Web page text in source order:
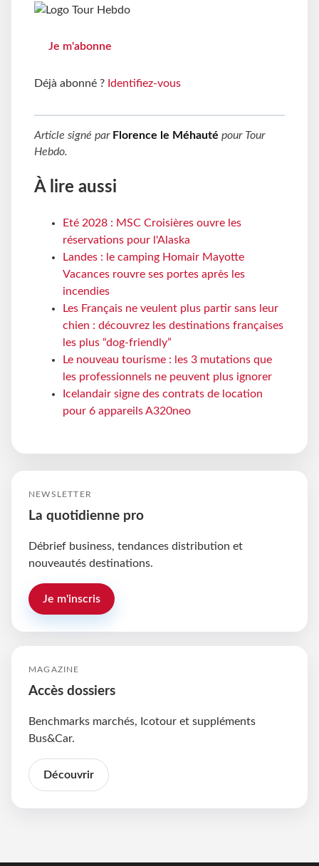
Je m'abonne
Déjà abonné ? Identifiez-vous
Article signé par Florence le Méhauté pour Tour
Hebdo.
À lire aussi
Eté 2028 : MSC Croisières ouvre les
réservations pour l'Alaska
Landes : le camping Homair Mayotte
Vacances rouvre ses portes après les
incendies
Les Français ne veulent plus partir sans leur
chien : découvrez les destinations françaises
les plus “dog-friendly”
Le nouveau tourisme : les 3 mutations que
les professionnels ne peuvent plus ignorer
Icelandair signe des contrats de location
pour 6 appareils A320neo
NEWSLETTER
La quotidienne pro
Débrief business, tendances distribution et
nouveautés destinations.
Je m'inscris
MAGAZINE
Accès dossiers
Benchmarks marchés, Icotour et suppléments
Bus&Car.
Découvrir